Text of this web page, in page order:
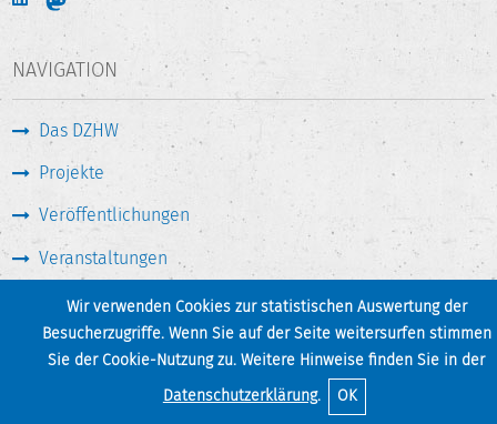
Wir verwenden Cookies zur statistischen Auswertung der
Besucherzugriffe. Wenn Sie auf der Seite weitersurfen stimmen
Sie der Cookie-Nutzung zu. Weitere Hinweise finden Sie in der
Datenschutzerklärung. OK
NAVIGATION
Das DZHW
Projekte
Veröffentlichungen
Veranstaltungen
Medien & Service
Zum Seitenanfang